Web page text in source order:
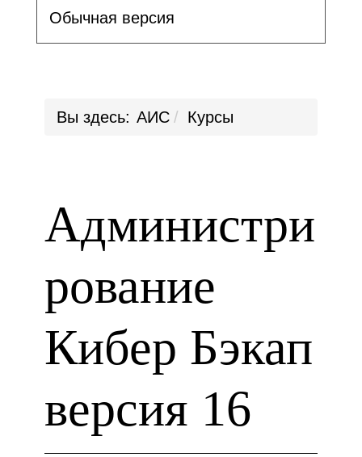
Обычная версия
Вы здесь: АИС Курсы
Администри
рование
Кибер Бэкап
версия 16